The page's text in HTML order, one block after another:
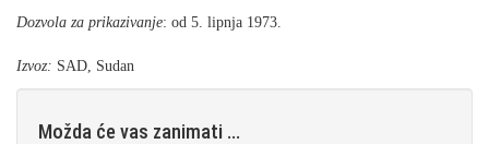
Dozvola za prikazivanje: od 5. lipnja 1973.
Izvoz: SAD, Sudan
Možda će vas zanimati ...